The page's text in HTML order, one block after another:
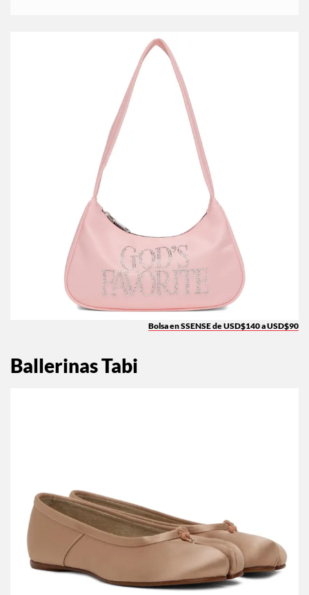
Bolsa en SSENSE de USD$140 a USD$90
Ballerinas Tabi